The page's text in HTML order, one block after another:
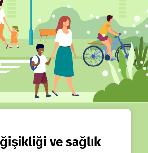
ve sağlık